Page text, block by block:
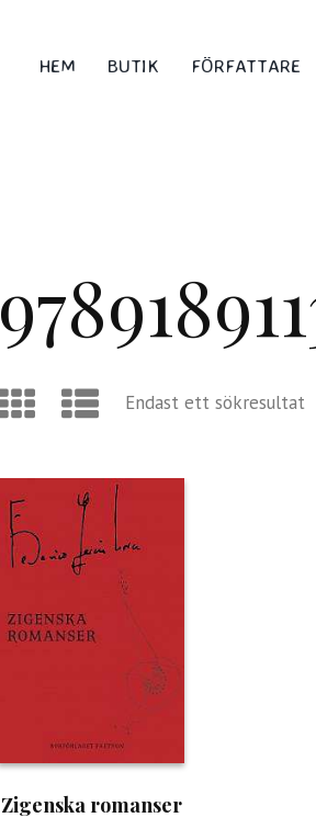
HEM BUTIK FÖRFATTARE
Endast ett sökresultat
Zigenska romanser